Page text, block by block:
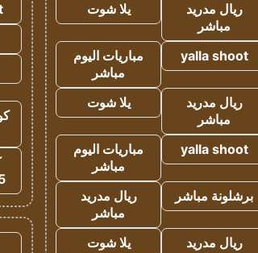
ريال مدريد
مباشر
يلا شوت
yalla shoot
مباريات اليوم
مباشر
ريال مدريد
مباشر
يلا شوت
yalla shoot
مباريات اليوم
مباشر
برشلونة مباشر
ريال مدريد
مباشر
ريال مدريد
يلا شوت